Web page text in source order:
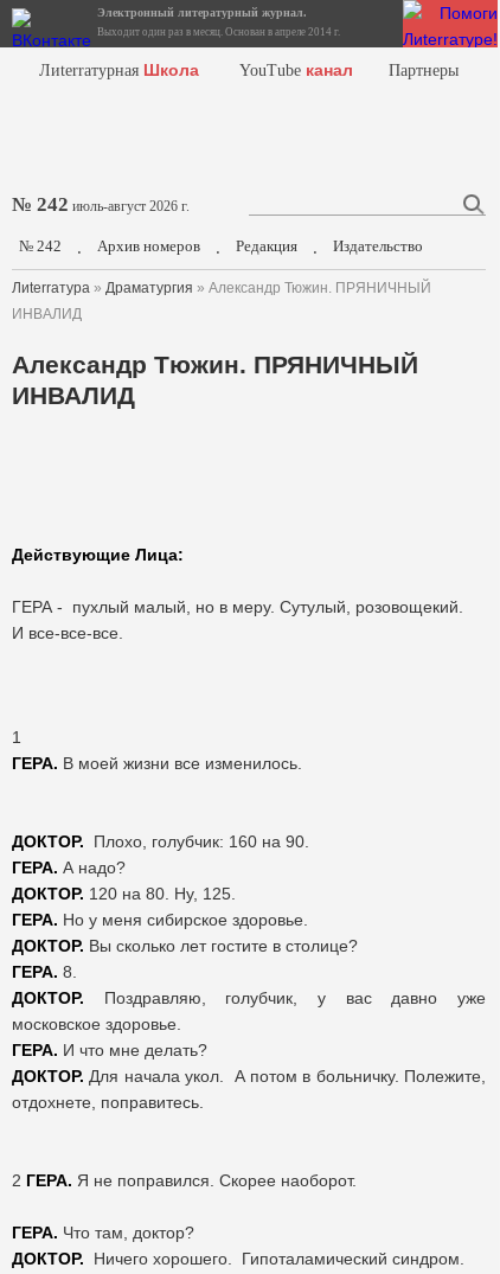
Электронный литературный журнал.
Выходит один раз в месяц. Основан в апреле 2014 г.
Лиterraтурная Школа YouTube канал Партнеры
№ 242 июль-август 2026 г.
№ 242 . Архив номеров . Редакция . Издательство
Лиterraтура » Драматургия » Александр Тюжин. ПРЯНИЧНЫЙ
ИНВАЛИД
Александр Тюжин. ПРЯНИЧНЫЙ
ИНВАЛИД
Действующие Лица:
ГЕРА - пухлый малый, но в меру. Сутулый, розовощекий.
И все-все-все.
1
ГЕРА. В моей жизни все изменилось.
ДОКТОР. Плохо, голубчик: 160 на 90.
ГЕРА. А надо?
ДОКТОР. 120 на 80. Ну, 125.
ГЕРА. Но у меня сибирское здоровье.
ДОКТОР. Вы сколько лет гостите в столице?
ГЕРА. 8.
ДОКТОР. Поздравляю, голубчик, у вас давно уже
московское здоровье.
ГЕРА. И что мне делать?
ДОКТОР. Для начала укол. А потом в больничку. Полежите,
отдохнете, поправитесь.
2 ГЕРА. Я не поправился. Скорее наоборот.
ГЕРА. Что там, доктор?
ДОКТОР. Ничего хорошего. Гипоталамический синдром.